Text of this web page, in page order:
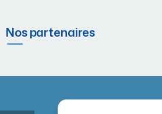
Nos partenaires